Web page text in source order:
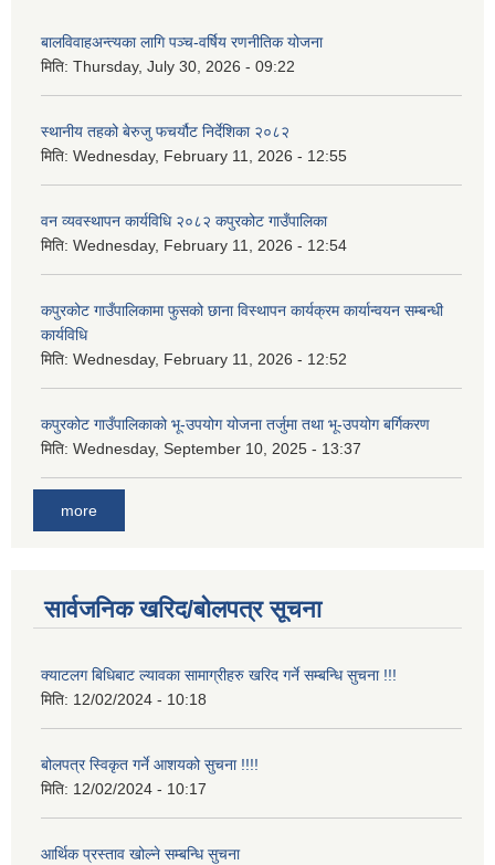
बालविवाहअन्त्यका लागि पञ्च-वर्षिय रणनीतिक योजना
मिति: Thursday, July 30, 2026 - 09:22
स्थानीय तहको बेरुजु फचर्यौट निर्देशिका २०८२
मिति: Wednesday, February 11, 2026 - 12:55
वन व्यवस्थापन कार्यविधि २०८२ कपुरकोट गाउँपालिका
मिति: Wednesday, February 11, 2026 - 12:54
कपुरकोट गाउँपालिकामा फुसको छाना विस्थापन कार्यक्रम कार्यान्वयन सम्बन्धी
कार्यविधि
मिति: Wednesday, February 11, 2026 - 12:52
कपुरकोट गाउँपालिकाको भू-उपयोग योजना तर्जुमा तथा भू-उपयोग बर्गिकरण
मिति: Wednesday, September 10, 2025 - 13:37
more
सार्वजनिक खरिद/बोलपत्र सूचना
क्याटलग बिधिबाट ल्यावका सामाग्रीहरु खरिद गर्ने सम्बन्धि सुचना !!!
मिति: 12/02/2024 - 10:18
बोलपत्र स्विकृत गर्ने आशयको सुचना !!!!
मिति: 12/02/2024 - 10:17
आर्थिक प्रस्ताव खोल्ने सम्बन्धि सुचना